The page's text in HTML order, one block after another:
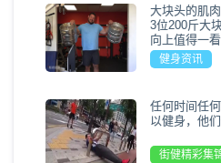
大块头的肌
3位200斤大
向上值得一看
健身资讯
任何时间任
以健身，他
街健精彩集